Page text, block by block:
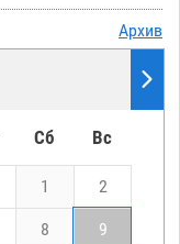
Архив
Сб Вс
1 2
8 9